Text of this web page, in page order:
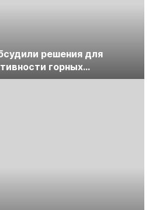
решения для
горных